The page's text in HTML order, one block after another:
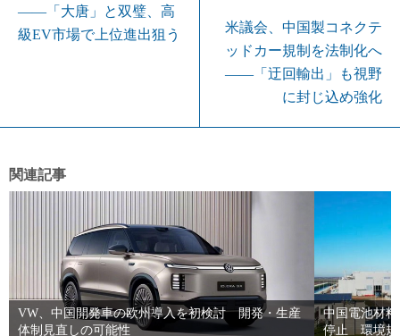
――「大唐」と双璧、高
級EV市場で上位進出狙う
米議会、中国製コネクテ
ッドカー規制を法制化へ
――「迂回輸出」も視野
に封じ込め強化
関連記事
VW、中国開発車の欧州導入を初検討 開発・生産
体制見直しの可能性
中国電池材
停止 環境規